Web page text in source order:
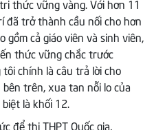
thức vững vàng. Với hơn 11
đã trở thành cầu nối cho hơn
gồm cả giáo viên và sinh viên,
thức vững chắc trước
chính là câu trả lời cho
trên, xua tan nỗi lo của
biệt là khối 12.
để thi THPT Quốc gia,